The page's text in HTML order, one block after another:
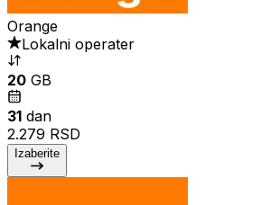
Orange
Lokalni operater
20 GB
31 dan
2.279 RSD
Izaberite